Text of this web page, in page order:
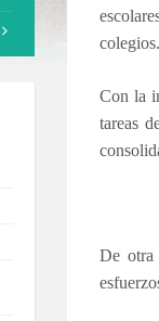
colegios.
Con la
tareas
De otra